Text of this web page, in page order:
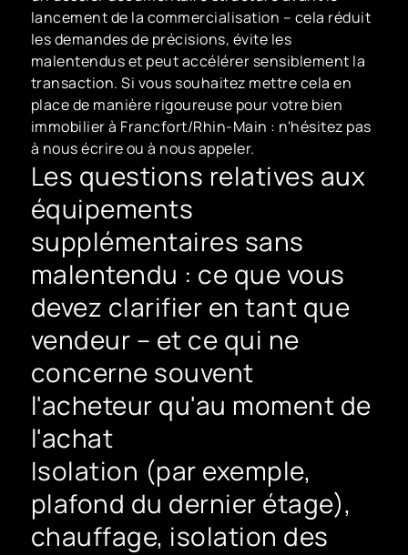
lancement de la commercialisation – cela réduit
les demandes de précisions, évite les
malentendus et peut accélérer sensiblement la
transaction. Si vous souhaitez mettre cela en
place de manière rigoureuse pour votre bien
immobilier à Francfort/Rhin-Main : n'hésitez pas
à nous écrire ou à nous appeler.
Les questions relatives aux
équipements
supplémentaires sans
malentendu : ce que vous
devez clarifier en tant que
vendeur – et ce qui ne
concerne souvent
l'acheteur qu'au moment de
l'achat
Isolation (par exemple,
plafond du dernier étage),
chauffage, isolation des